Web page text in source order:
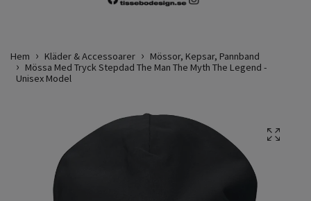
Hem Kläder & Accessoarer
Mössor, Kepsar, Pannband
Mössa Med Tryck Stepdad The Man The Myth The Legend -
Unisex Model